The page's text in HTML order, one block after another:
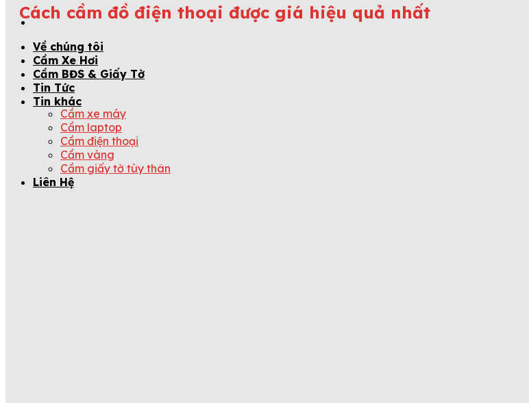
Về chúng tôi
Cầm Xe Hơi
Cầm BĐS & Giấy Tờ
Tin Tức
Tin khác
Cầm xe máy
Cầm laptop
Cầm điện thoại
Cầm vàng
Cầm giấy tờ tùy thân
Liên Hệ
Cách cầm đồ điện thoại được giá hiệu quả nhất